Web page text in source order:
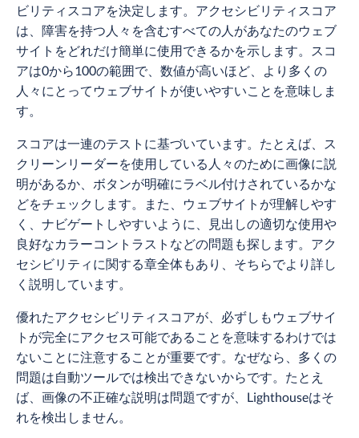
ビリティスコアを決定します。アクセシビリティスコア
は、障害を持つ人々を含むすべての人があなたのウェブ
サイトをどれだけ簡単に使用できるかを示します。スコ
アは0から100の範囲で、数値が高いほど、より多くの
人々にとってウェブサイトが使いやすいことを意味しま
す。
スコアは一連のテストに基づいています。たとえば、ス
クリーンリーダーを使用している人々のために画像に説
明があるか、ボタンが明確にラベル付けされているかな
どをチェックします。また、ウェブサイトが理解しやす
く、ナビゲートしやすいように、見出しの適切な使用や
良好なカラーコントラストなどの問題も探します。アク
セシビリティに関する章全体もあり、そちらでより詳し
く説明しています。
優れたアクセシビリティスコアが、必ずしもウェブサイ
トが完全にアクセス可能であることを意味するわけでは
ないことに注意することが重要です。なぜなら、多くの
問題は自動ツールでは検出できないからです。たとえ
ば、画像の不正確な説明は問題ですが、Lighthouseはそ
れを検出しません。